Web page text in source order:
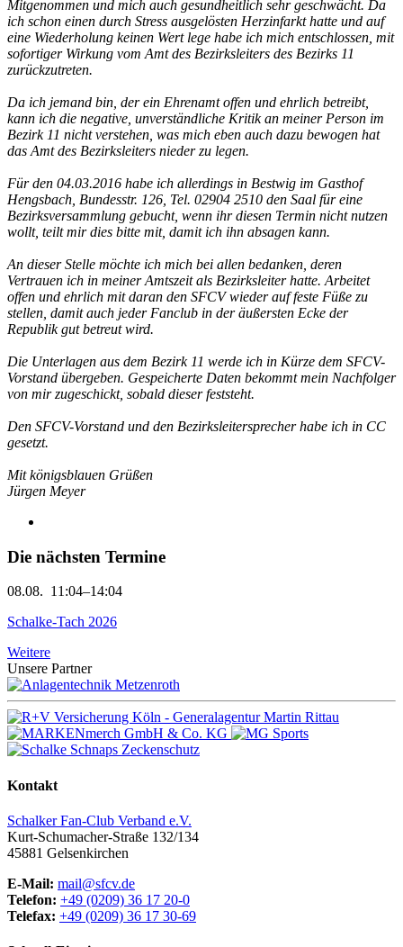
Mitgenommen und mich auch gesundheitlich sehr geschwächt. Da
ich schon einen durch Stress ausgelösten Herzinfarkt hatte und auf
eine Wiederholung keinen Wert lege habe ich mich entschlossen, mit
sofortiger Wirkung vom Amt des Bezirksleiters des Bezirks 11
zurückzutreten.
Da ich jemand bin, der ein Ehrenamt offen und ehrlich betreibt,
kann ich die negative, unverständliche Kritik an meiner Person im
Bezirk 11 nicht verstehen, was mich eben auch dazu bewogen hat
das Amt des Bezirksleiters nieder zu legen.
Für den 04.03.2016 habe ich allerdings in Bestwig im Gasthof
Hengsbach, Bundesstr. 126, Tel. 02904 2510 den Saal für eine
Bezirksversammlung gebucht, wenn ihr diesen Termin nicht nutzen
wollt, teilt mir dies bitte mit, damit ich ihn absagen kann.
An dieser Stelle möchte ich mich bei allen bedanken, deren
Vertrauen ich in meiner Amtszeit als Bezirksleiter hatte. Arbeitet
offen und ehrlich mit daran den SFCV wieder auf feste Füße zu
stellen, damit auch jeder Fanclub in der äußersten Ecke der
Republik gut betreut wird.
Die Unterlagen aus dem Bezirk 11 werde ich in Kürze dem SFCV-
Vorstand übergeben. Gespeicherte Daten bekommt mein Nachfolger
von mir zugeschickt, sobald dieser feststeht.
Den SFCV-Vorstand und den Bezirksleitersprecher habe ich in CC
gesetzt.
Mit königsblauen Grüßen
Jürgen Meyer
Die nächsten Termine
08.08. 11:04–14:04
Schalke-Tach 2026
Weitere
Unsere Partner
Kontakt
Schalker Fan-Club Verband e.V.
Kurt-Schumacher-Straße 132/134
45881 Gelsenkirchen
E-Mail: mail@sfcv.de
Telefon: +49 (0209) 36 17 20-0
Telefax: +49 (0209) 36 17 30-69